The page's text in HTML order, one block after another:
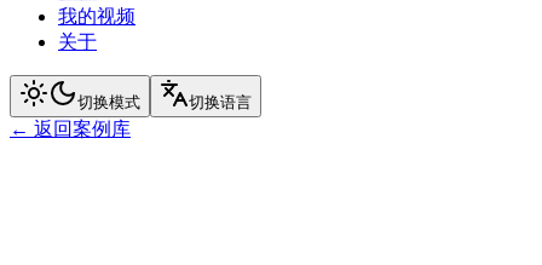
我的视频
关于
切换模式 切换语言
← 返回案例库